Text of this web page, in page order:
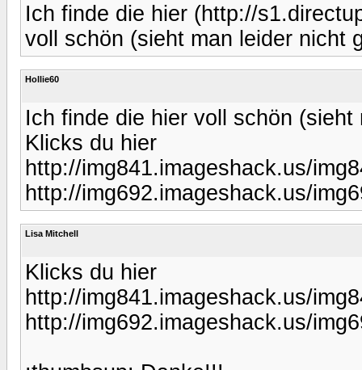
Ich finde die hier (http://
voll schön (sieht man leider nicht
Hollie60
Ich finde die hier voll schön
Klicks du hier
http://img841.imageshack.us/
http://img692.imageshack.us/
Lisa Mitchell
Klicks du hier
http://img841.imageshack.us/
http://img692.imageshack.us/